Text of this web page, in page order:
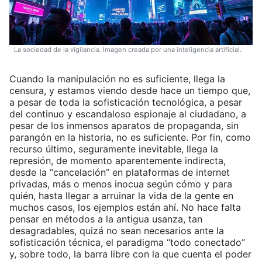
La sociedad de la vigilancia. Imagen creada por una inteligencia artificial.
Cuando la manipulación no es suficiente, llega la
censura, y estamos viendo desde hace un tiempo que,
a pesar de toda la sofisticación tecnológica, a pesar
del continuo y escandaloso espionaje al ciudadano, a
pesar de los inmensos aparatos de propaganda, sin
parangón en la historia, no es suficiente. Por fin, como
recurso último, seguramente inevitable, llega la
represión, de momento aparentemente indirecta,
desde la “cancelación” en plataformas de internet
privadas, más o menos inocua según cómo y para
quién, hasta llegar a arruinar la vida de la gente en
muchos casos, los ejemplos están ahí. No hace falta
pensar en métodos a la antigua usanza, tan
desagradables, quizá no sean necesarios ante la
sofisticación técnica, el paradigma “todo conectado”
y, sobre todo, la barra libre con la que cuenta el poder